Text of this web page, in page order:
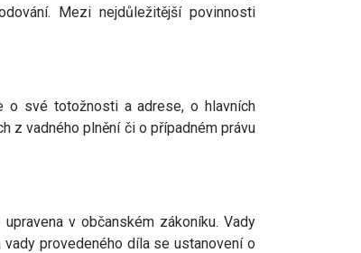
Mezi nejdůležitější povinnosti
o své totožnosti a adrese, o hlavních
z vadného plnění či o případném právu
v občanském zákoníku. Vady
provedeného díla se ustanovení o